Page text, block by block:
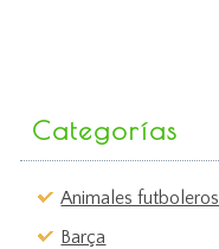
Categorías
Animales futboleros
Barça